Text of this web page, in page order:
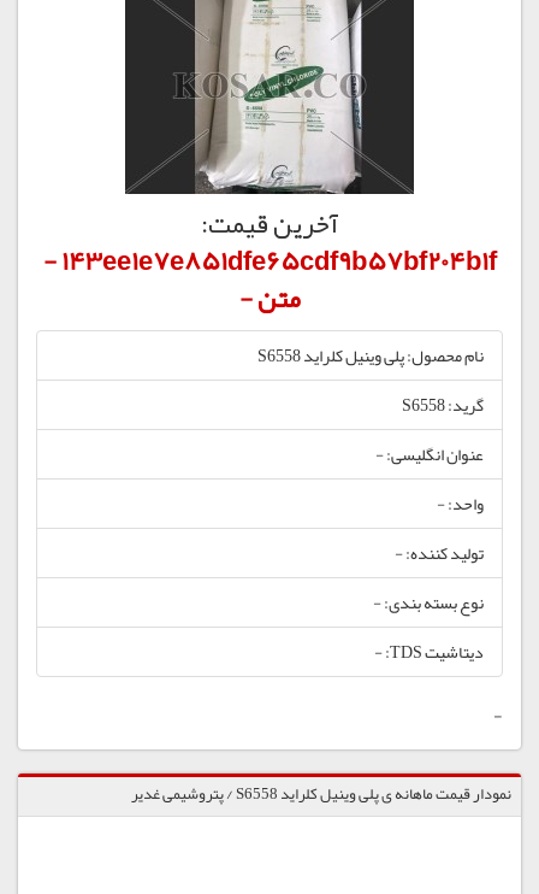
آخرین قیمت:
143ee1e7e851dfe65cdf9b57bf204b1f -
متن -
نام محصول: پلی وینیل کلراید S6558
گرید: S6558
عنوان انگلیسی: -
واحد: -
تولید کننده: -
نوع بسته بندی: -
دیتاشیت TDS: -
-
نمودار قیمت ماهانه ی پلی وینیل کلراید S6558 / پتروشیمی غدیر